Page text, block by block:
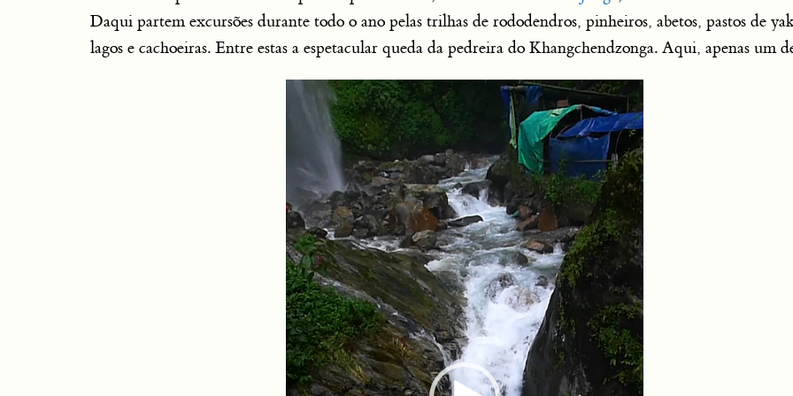
Daqui partem excursões durante todo o ano pelas trilhas de rododendros, pinheiros, abetos, pastos de
lagos e cachoeiras. Entre estas a espetacular queda da pedreira do Khangchendzonga. Aqui, apenas um
Tocador